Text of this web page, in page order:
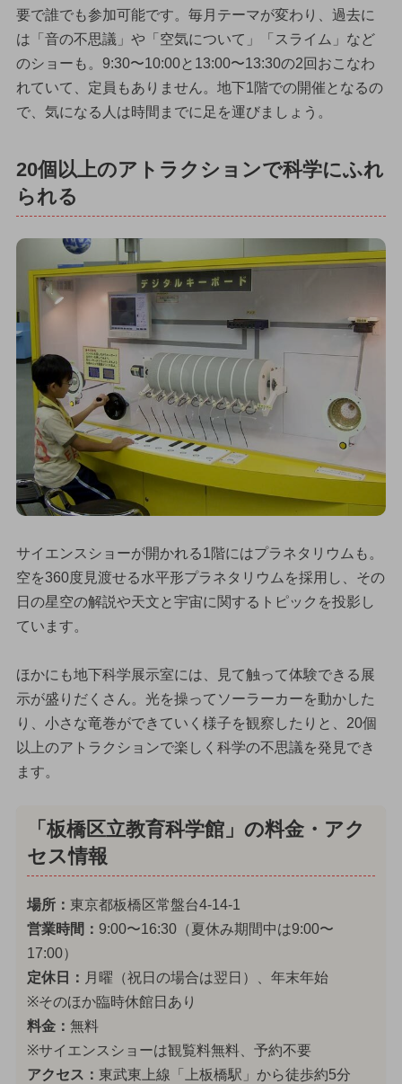
要で誰でも参加可能です。毎月テーマが変わり、過去に
は「音の不思議」や「空気について」「スライム」など
のショーも。9:30〜10:00と13:00〜13:30の2回おこなわ
れていて、定員もありません。地下1階での開催となるの
で、気になる人は時間までに足を運びましょう。
20個以上のアトラクションで科学にふれ
られる
サイエンスショーが開かれる1階にはプラネタリウムも。
空を360度見渡せる水平形プラネタリウムを採用し、その
日の星空の解説や天文と宇宙に関するトピックを投影し
ています。
ほかにも地下科学展示室には、見て触って体験できる展
示が盛りだくさん。光を操ってソーラーカーを動かした
り、小さな竜巻ができていく様子を観察したりと、20個
以上のアトラクションで楽しく科学の不思議を発見でき
ます。
「板橋区立教育科学館」の料金・アク
セス情報
場所： 東京都板橋区常盤台4-14-1
営業時間： 9:00〜16:30（夏休み期間中は9:00〜
17:00）
定休日： 月曜（祝日の場合は翌日）、年末年始
※そのほか臨時休館日あり
料金： 無料
※サイエンスショーは観覧料無料、予約不要
アクセス： 東武東上線「上板橋駅」から徒歩約5分